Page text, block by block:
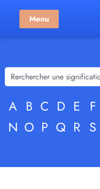
Menu
A B C D E F
N O P Q R S